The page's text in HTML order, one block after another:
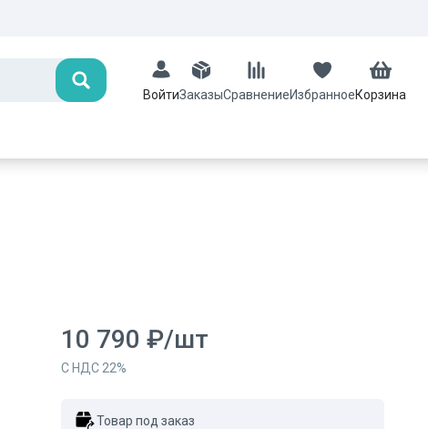
Поиск
ВойтиЗаказыСравнениеИзбранноеКорзина
10 790 ₽/шт
С НДС 22%
Товар под заказ